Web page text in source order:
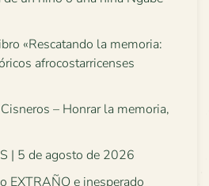
«Rescatando la memoria:
afrocostarricenses
– Honrar la memoria,
| 5 de agosto de 2026
EXTRAÑO e inesperado